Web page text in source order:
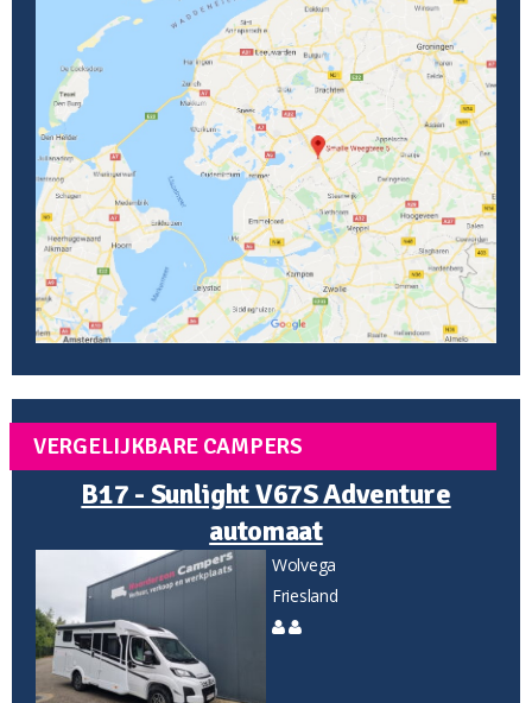
VERGELIJKBARE CAMPERS
B17 - Sunlight V67S Adventure
automaat
Wolvega
Friesland